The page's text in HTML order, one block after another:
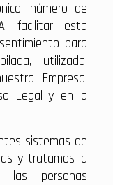
número de
facilitar esta
para
utilizada,
Empresa,
Legal y en la
sistemas de
y tratamos la
las personas